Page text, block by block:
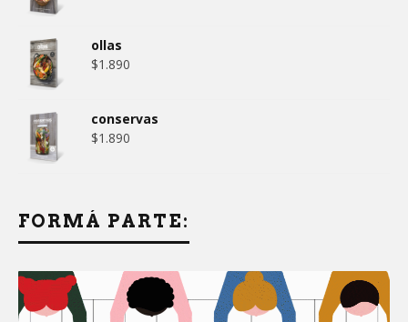
ollas
$1.890
conservas
$1.890
FORMÁ PARTE: